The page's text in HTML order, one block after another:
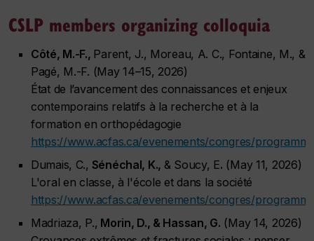
CSLP members organizing colloquia
Côté, M.-F., Parent, J., Moreau, A. C., Fontaine, M., &
Pagé, M.-F. (May 14–15, 2026)
État de l’avancement des connaissances et enjeux
contemporains relatifs à la recherche et à la
formation en orthopédagogie
https://www.acfas.ca/evenements/congres/
Dumais, C., Sénéchal, K., & Soucy, E. (May 11, 2026)
L'oral en classe, à l'école et dans la société
https://www.acfas.ca/evenements/congres/
Madriaza, P., Morin, D., & Hassan, G. (May 14, 2026)